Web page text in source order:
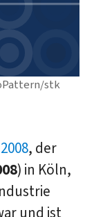
stk
, der
) in Köln,
und ist